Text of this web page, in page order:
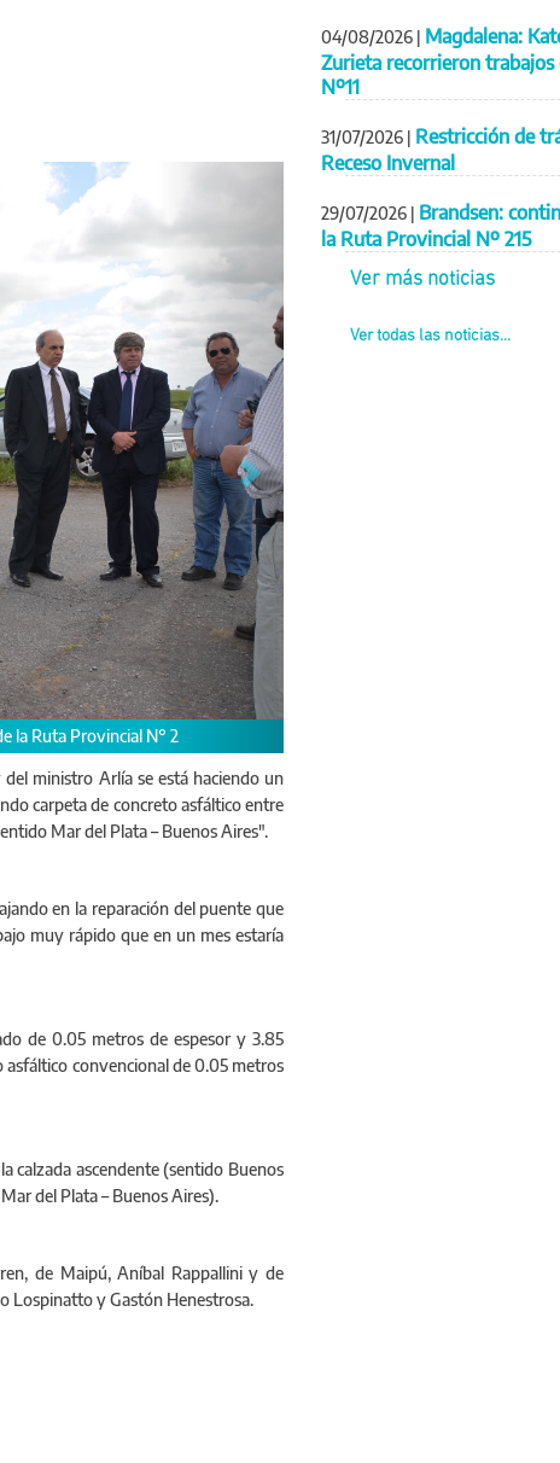
Siguiente
ministro Arlía se está haciendo un
carpeta de concreto asfáltico entre
Mar del Plata – Buenos Aires".
en la reparación del puente que
muy rápido que en un mes estaría
de 0.05 metros de espesor y 3.85
asfáltico convencional de 0.05 metros
calzada ascendente (sentido Buenos
del Plata – Buenos Aires).
de Maipú, Aníbal Rappallini y de
Lospinatto y Gastón Henestrosa.
04/08/2026 | Magdalena:
Zurieta recorrieron
Nº11
31/07/2026 | Restricción de
Receso Invernal
29/07/2026 | Brandsen:
la Ruta Provincial Nº 215
Ver más noticias
Ver todas las noticias...